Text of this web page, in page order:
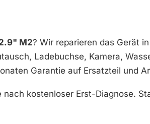
M2? Wir reparieren das Gerät
Ladebuchse, Kamera,
Garantie auf Ersatzteil und
nach kostenloser Erst-Diagnose.